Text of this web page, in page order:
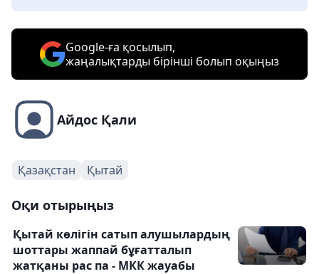
Google-ға қосылып,
жаңалықтарды бірінші болып оқыңыз
Айдос Қали
Қазақстан Қытай
Оқи отырыңыз
Қытай көлігін сатып алушылардың
шоттары жаппай бұғатталып
жатқаны рас па - МКК жауабы